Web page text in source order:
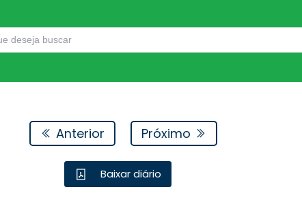
Anterior
Próximo
Baixar diário